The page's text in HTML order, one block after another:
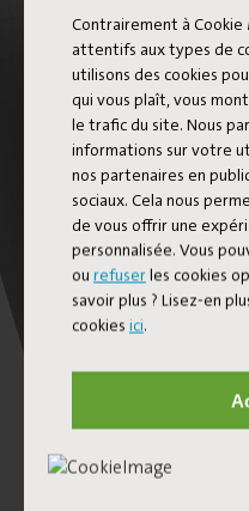
Contrairement à
attentifs aux types de
utilisons des cookies
qui vous plaît, vous
le trafic du site. Nous
informations sur votre
nos partenaires en
sociaux. Cela nous
de vous offrir une
personnalisée. Vous
ou refuserles cookies
savoir plus ? Lisez-en
cookies ici.